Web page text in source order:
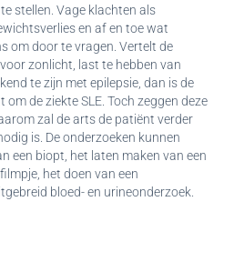
stellen. Vage klachten als
en af en toe wat
om door te vragen. Vertelt de
zonlicht, last te hebben van
te zijn met epilepsie, dan is de
de ziekte SLE. Toch zeggen deze
zal de arts de patiënt verder
is. De onderzoeken kunnen
een biopt, het laten maken van een
het doen van een
bloed- en urineonderzoek.